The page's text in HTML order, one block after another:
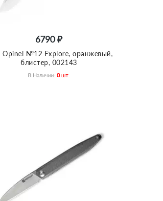
6790 ₽
№12 Explore, оранжевый,
блистер, 002143
В Наличии: 0 Шт.